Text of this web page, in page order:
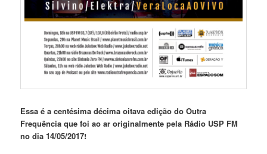
Essa é a centésima décima oitava edição do Outra
Frequência que foi ao ar originalmente pela Rádio USP FM
no dia 14/05/2017!